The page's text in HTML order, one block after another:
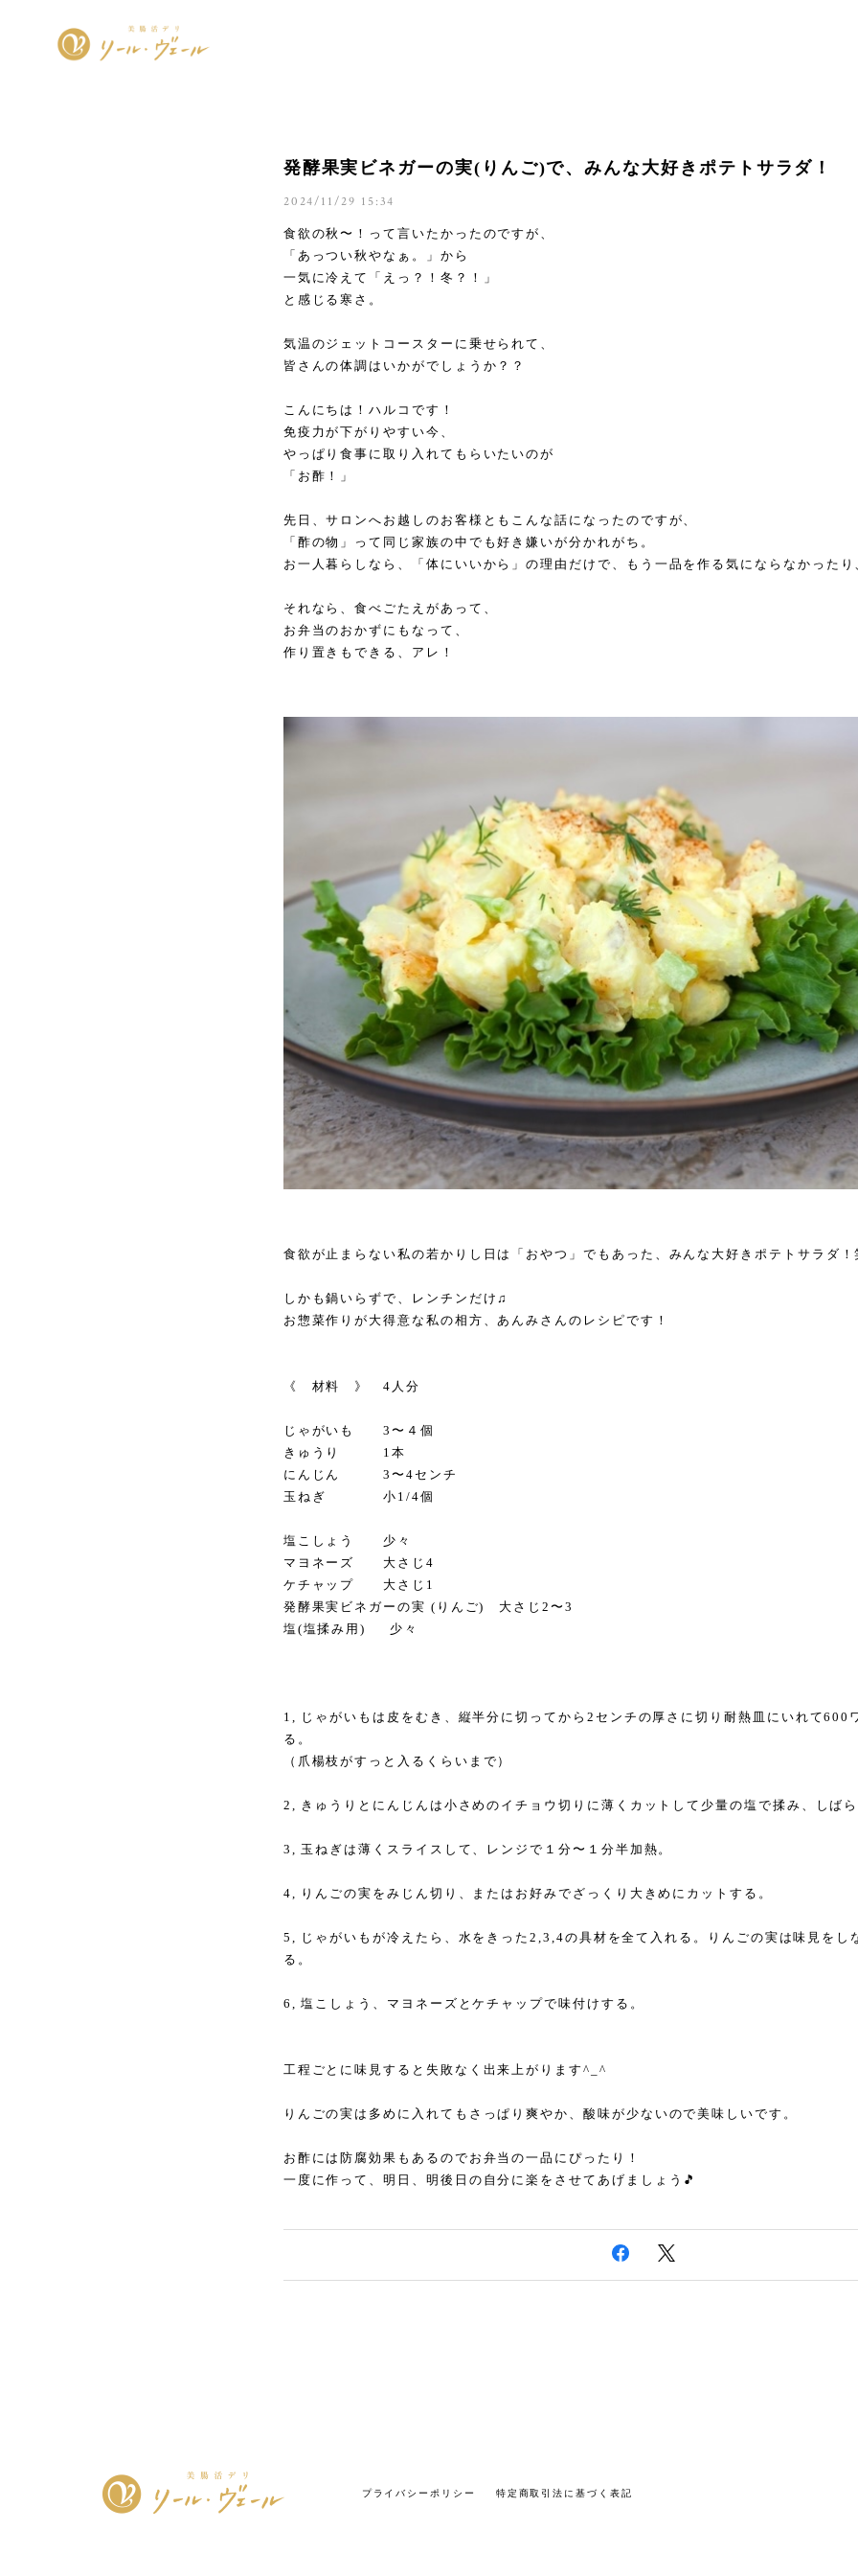
発酵果実ビネガーの実(りんご)で、みんな大好きポテトサラダ！
2024/11/29 15:34
食欲の秋〜！って言いたかったのですが、
「あっつい秋やなぁ。」から
一気に冷えて「えっ？！冬？！」
と感じる寒さ。
気温のジェットコースターに乗せられて、
皆さんの体調はいかがでしょうか？？
こんにちは！ハルコです！
免疫力が下がりやすい今、
やっぱり食事に取り入れてもらいたいのが
「お酢！」
先日、サロンへお越しのお客様ともこんな話になったのですが、
「酢の物」って同じ家族の中でも好き嫌いが分かれがち。
お一人暮らしなら、「体にいいから」の理由だけで、もう一品を作る気にならなかったり
それなら、食べごたえがあって、
お弁当のおかずにもなって、
作り置きもできる、アレ！
食欲が止まらない私の若かりし日は「おやつ」でもあった、みんな大好きポテトサラダ！
しかも鍋いらずで、レンチンだけ♫
お惣菜作りが大得意な私の相方、あんみさんのレシピです！
《 材料 》 4人分
じゃがいも 3〜４個
きゅうり 1本
にんじん 3〜4センチ
玉ねぎ 小1/4個
塩こしょう 少々
マヨネーズ 大さじ4
ケチャップ 大さじ1
発酵果実ビネガーの実 (りんご) 大さじ2〜3
塩(塩揉み用) 少々
1, じゃがいもは皮をむき、縦半分に切ってから2センチの厚さに切り耐熱皿にいれて600
る。
（爪楊枝がすっと入るくらいまで）
2, きゅうりとにんじんは小さめのイチョウ切りに薄くカットして少量の塩で揉み、しば
3, 玉ねぎは薄くスライスして、レンジで１分〜１分半加熱。
4, りんごの実をみじん切り、またはお好みでざっくり大きめにカットする。
5, じゃがいもが冷えたら、水をきった2,3,4の具材を全て入れる。りんごの実は味見をし
る。
6, 塩こしょう、マヨネーズとケチャップで味付けする。
工程ごとに味見すると失敗なく出来上がります^_^
りんごの実は多めに入れてもさっぱり爽やか、酸味が少ないので美味しいです。
お酢には防腐効果もあるのでお弁当の一品にぴったり！
一度に作って、明日、明後日の自分に楽をさせてあげましょう🎵
プライバシーポリシー 特定商取引法に基づく表記